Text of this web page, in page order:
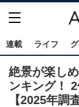
連載 ライフ
絶景が楽し
ンキング！
【2025年調査